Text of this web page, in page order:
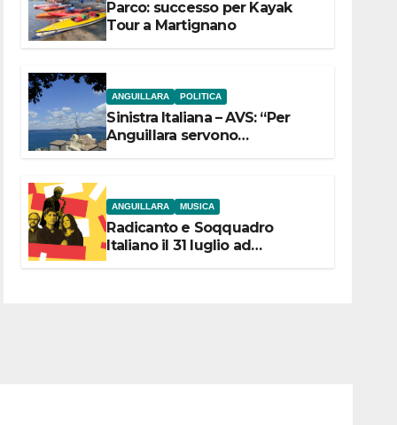
Parco: successo per Kayak
Tour a Martignano
ANGUILLARA POLITICA
Sinistra Italiana – AVS: “Per
Anguillara servono
ANGUILLARA MUSICA
Radicanto e Soqquadro
Italiano il 31 luglio ad